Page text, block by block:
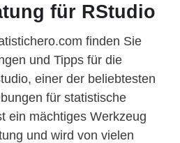
für RStudio
finden Sie
und Tipps für die
einer der beliebtesten
für statistische
ein mächtiges Werkzeug
und wird von vielen